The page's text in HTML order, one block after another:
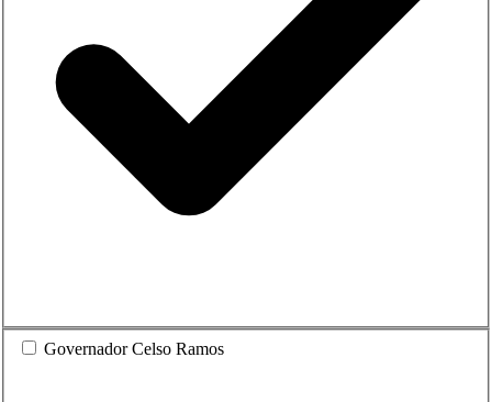
Governador Celso Ramos